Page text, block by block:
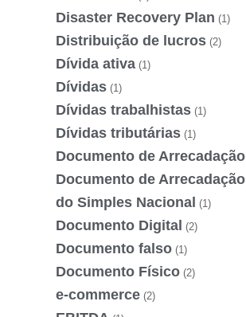
Disaster Recovery Plan (1)
Distribuição de lucros (2)
Dívida ativa (1)
Dívidas (1)
Dívidas trabalhistas (1)
Dívidas tributárias (1)
Documento de Arrecadação
Documento de Arrecadação
do Simples Nacional (1)
Documento Digital (2)
Documento falso (1)
Documento Físico (2)
e-commerce (2)